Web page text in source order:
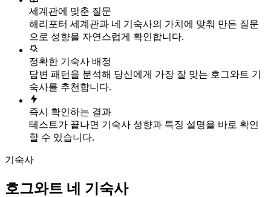
세계관에 맞춘 질문
해리포터 세계관과 네 기숙사의 가치에 맞춰 만든 질문
으로 성향을 자연스럽게 확인합니다.
정확한 기숙사 배정
답변 패턴을 분석해 당신에게 가장 잘 맞는 호그와트 기
숙사를 추천합니다.
즉시 확인하는 결과
테스트가 끝나면 기숙사 성향과 특징 설명을 바로 확인
할 수 있습니다.
기숙사
호그와트 네 기숙사